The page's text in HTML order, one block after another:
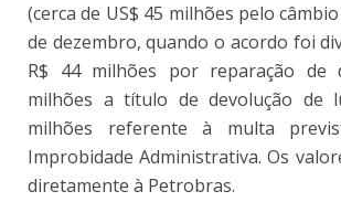
(cerca de US$ 45 milhões pelo
de dezembro, quando o acordo foi
R$ 44 milhões por reparação de
milhões a título de devolução de
milhões referente à multa
Improbidade Administrativa. Os
diretamente à Petrobras.